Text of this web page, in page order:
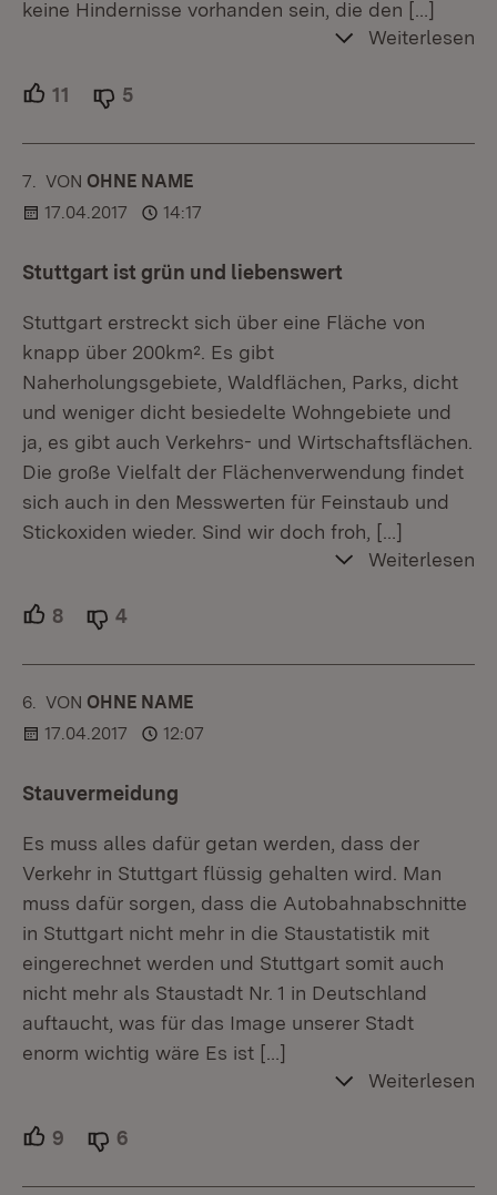
keine Hindernisse vorhanden sein, die den […]
Weiterlesen
11 Unterstützer.
5
7. KOMMENTAR
VON :OHNE NAME
17.04.2017
14:17
Stuttgart ist grün und liebenswert
Stuttgart erstreckt sich über eine Fläche von
knapp über 200km². Es gibt
Naherholungsgebiete, Waldflächen, Parks, dicht
und weniger dicht besiedelte Wohngebiete und
ja, es gibt auch Verkehrs- und Wirtschaftsflächen.
Die große Vielfalt der Flächenverwendung findet
sich auch in den Messwerten für Feinstaub und
Stickoxiden wieder. Sind wir doch froh, […]
Weiterlesen
8 Unterstützer.
4
6. KOMMENTAR
VON :OHNE NAME
17.04.2017
12:07
Stauvermeidung
Es muss alles dafür getan werden, dass der
Verkehr in Stuttgart flüssig gehalten wird. Man
muss dafür sorgen, dass die Autobahnabschnitte
in Stuttgart nicht mehr in die Staustatistik mit
eingerechnet werden und Stuttgart somit auch
nicht mehr als Staustadt Nr. 1 in Deutschland
auftaucht, was für das Image unserer Stadt
enorm wichtig wäre Es ist […]
Weiterlesen
9 Unterstützer.
6